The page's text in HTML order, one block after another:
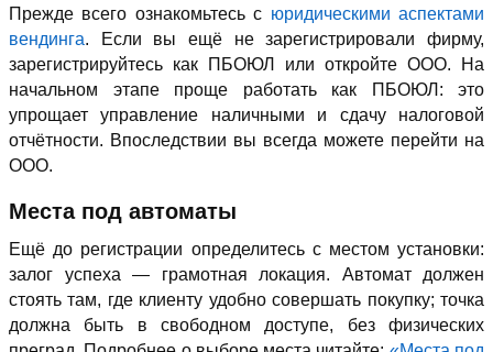
Прежде всего ознакомьтесь с юридическими аспектами
вендинга. Если вы ещё не зарегистрировали фирму,
зарегистрируйтесь как ПБОЮЛ или откройте ООО. На
начальном этапе проще работать как ПБОЮЛ: это
упрощает управление наличными и сдачу налоговой
отчётности. Впоследствии вы всегда можете перейти на
ООО.
Места под автоматы
Ещё до регистрации определитесь с местом установки:
залог успеха — грамотная локация. Автомат должен
стоять там, где клиенту удобно совершать покупку; точка
должна быть в свободном доступе, без физических